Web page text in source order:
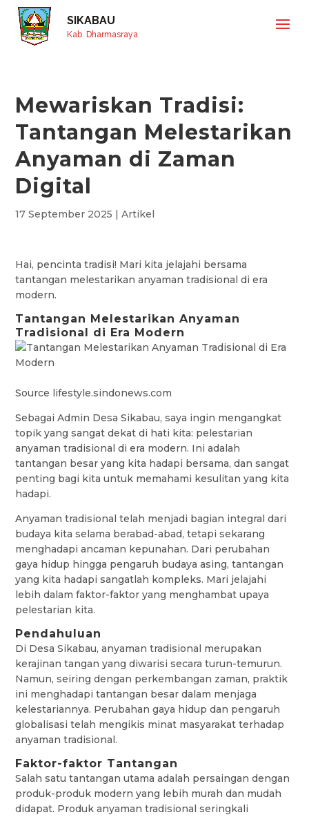
SIKABAU
Kab. Dharmasraya
Mewariskan Tradisi:
Tantangan Melestarikan
Anyaman di Zaman
Digital
17 September 2025 |Artikel
Hai, pencinta tradisi! Mari kita jelajahi bersama
tantangan melestarikan anyaman tradisional di era
modern.
Tantangan Melestarikan Anyaman
Tradisional di Era Modern
Source lifestyle.sindonews.com
Sebagai Admin Desa Sikabau, saya ingin mengangkat
topik yang sangat dekat di hati kita: pelestarian
anyaman tradisional di era modern. Ini adalah
tantangan besar yang kita hadapi bersama, dan sangat
penting bagi kita untuk memahami kesulitan yang kita
hadapi.
Anyaman tradisional telah menjadi bagian integral dari
budaya kita selama berabad-abad, tetapi sekarang
menghadapi ancaman kepunahan. Dari perubahan
gaya hidup hingga pengaruh budaya asing, tantangan
yang kita hadapi sangatlah kompleks. Mari jelajahi
lebih dalam faktor-faktor yang menghambat upaya
pelestarian kita.
Pendahuluan
Di Desa Sikabau, anyaman tradisional merupakan
kerajinan tangan yang diwarisi secara turun-temurun.
Namun, seiring dengan perkembangan zaman, praktik
ini menghadapi tantangan besar dalam menjaga
kelestariannya. Perubahan gaya hidup dan pengaruh
globalisasi telah mengikis minat masyarakat terhadap
anyaman tradisional.
Faktor-faktor Tantangan
Salah satu tantangan utama adalah persaingan dengan
produk-produk modern yang lebih murah dan mudah
didapat. Produk anyaman tradisional seringkali